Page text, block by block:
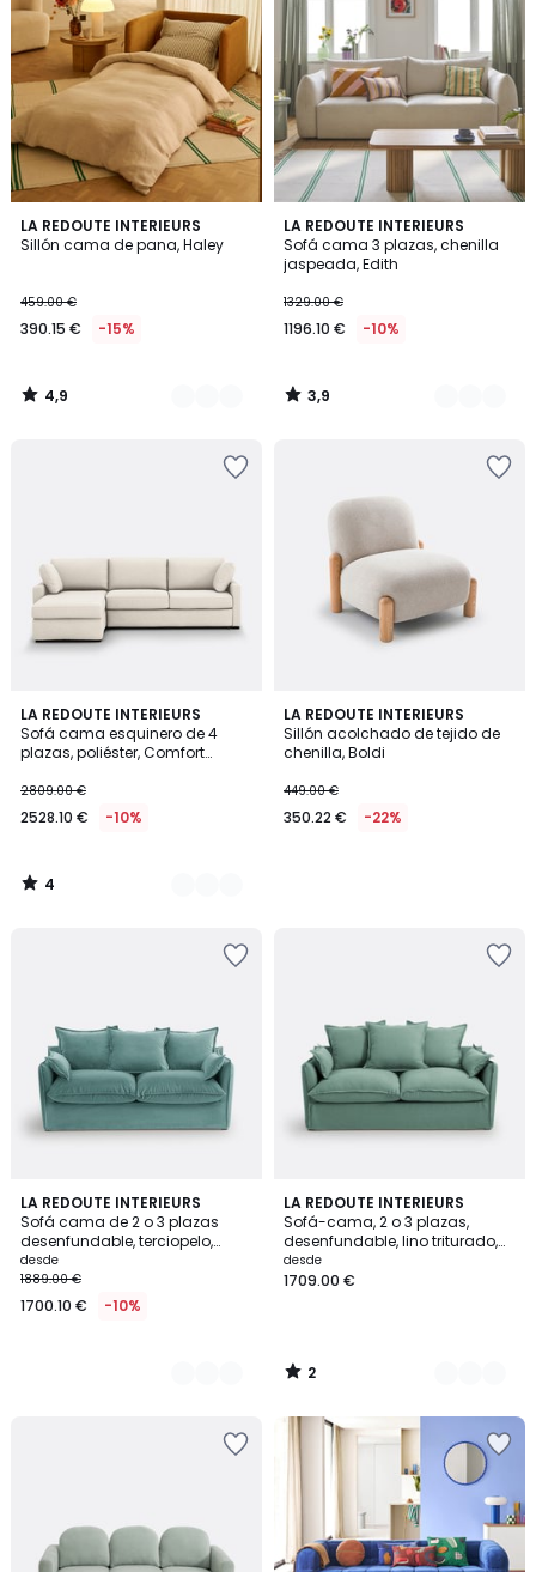
LA REDOUTE INTERIEURS
Sillón cama de pana, Haley
459.00 €
390.15 € -15%
4,9
/ 5
2
Colores
4,9
/
LA REDOUTE INTERIEURS
Sofá cama 3 plazas, chenilla
jaspeada, Edith
1329.00 €
1196.10 € -10%
3,9
/ 5
4
Colores
3,9
/
LA REDOUTE INTERIEURS
Sofá cama esquinero de 4
plazas, poliéster, Comfort
2809.00 €
2528.10 € -10%
4
/
5
3
Colores
4
/
LA REDOUTE INTERIEURS
Sillón acolchado de tejido de
chenilla, Boldi
449.00 €
350.22 € -22%
LA REDOUTE INTERIEURS
Sofá cama de 2 o 3 plazas
desenfundable, terciopelo,
ODNA
desde
1889.00 €
1700.10 € -10%
3
Colores
LA REDOUTE INTERIEURS
Sofá-cama, 2 o 3 plazas,
desenfundable, lino triturado,
ODNA
desde
1709.00 €
2
/
5
8
Colores
2
/